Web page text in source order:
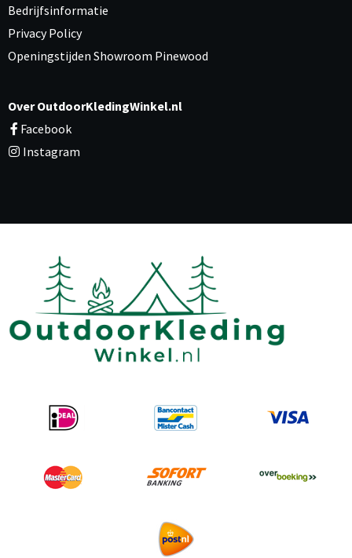
Bedrijfsinformatie
Privacy Policy
Openingstijden Showroom Pinewood
Over OutdoorKledingWinkel.nl
Facebook
Instagram